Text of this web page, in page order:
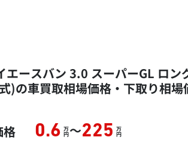
エースバン 3.0 スーパーGL ロ
)の車買取相場価格・下取り相場
格 0.6 万
円～225 万
円